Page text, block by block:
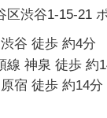
区渋谷1-15-21
谷 徒歩 約4分
線 神泉 徒歩 約
宿 徒歩 約14分